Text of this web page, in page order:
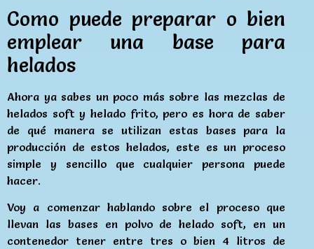
Como puede preparar o bien
emplear una base para
helados
Ahora ya sabes un poco más sobre las mezclas de
helados soft y helado frito, pero es hora de saber
de qué manera se utilizan estas bases para la
producción de estos helados, este es un proceso
simple y sencillo que cualquier persona puede
hacer.
Voy a comenzar hablando sobre el proceso que
llevan las bases en polvo de helado soft, en un
contenedor tener entre tres o bien 4 litros de